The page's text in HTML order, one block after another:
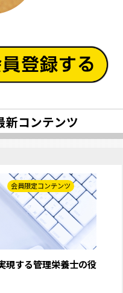
新コンテンツ
会員限定コンテンツ
現する管理栄養士の役